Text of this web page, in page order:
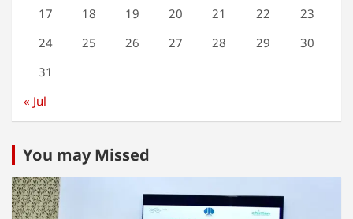
17
18 19 20 21 22
23
24
25 26 27 28 29
30
31
« Jul
You may Missed